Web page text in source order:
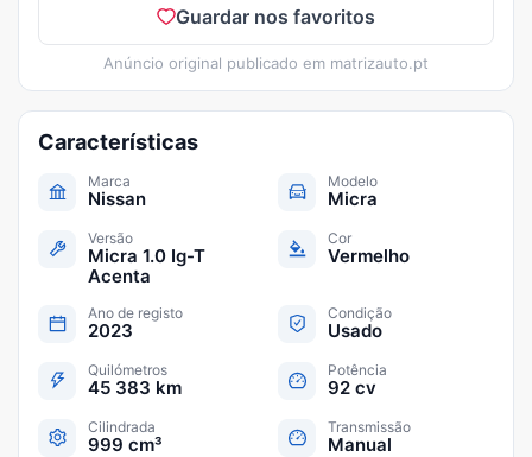
Guardar nos favoritos
Anúncio original publicado em matrizauto.pt
Características
Marca
Nissan
Modelo
Micra
Versão
Micra 1.0 Ig-T
Acenta
Cor
Vermelho
Ano de registo
2023
Condição
Usado
Quilómetros
45 383 km
Potência
92 cv
Cilindrada
999 cm³
Transmissão
Manual